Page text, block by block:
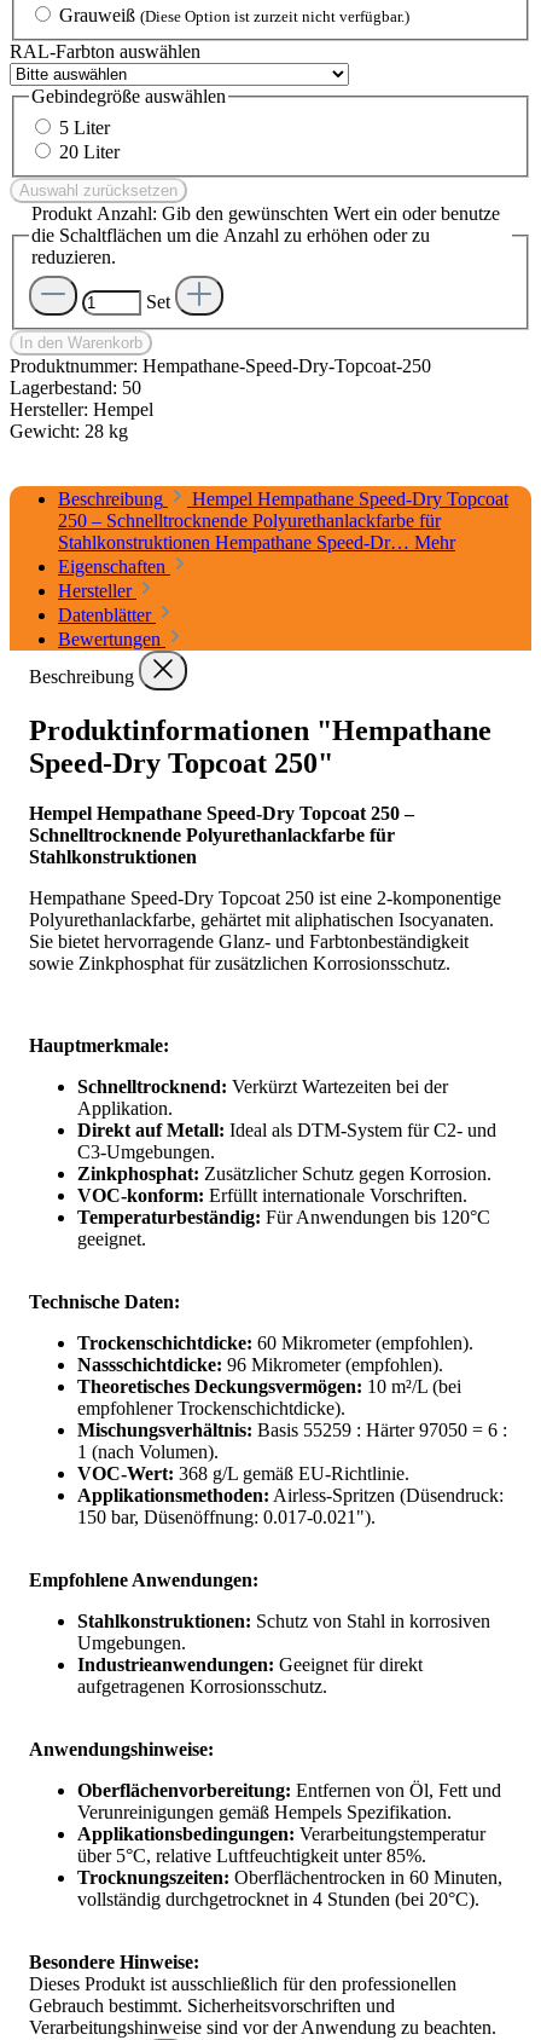
Grauweiß (Diese Option ist zurzeit nicht verfügbar.)
RAL-Farbton auswählen
Gebindegröße auswählen
5 Liter
20 Liter
Auswahl zurücksetzen
Produkt Anzahl: Gib den gewünschten Wert ein oder benutze
die Schaltflächen um die Anzahl zu erhöhen oder zu
reduzieren.
Set
In den Warenkorb
Produktnummer: Hempathane-Speed-Dry-Topcoat-250
Lagerbestand: 50
Hersteller: Hempel
Gewicht: 28 kg
Beschreibung
Hempel Hempathane Speed-Dry Topcoat
250 – Schnelltrocknende Polyurethanlackfarbe für
Stahlkonstruktionen Hempathane Speed-Dr… Mehr
Eigenschaften
Hersteller
Datenblätter
Bewertungen
Beschreibung
Produktinformationen "Hempathane
Speed-Dry Topcoat 250"
Hempel Hempathane Speed-Dry Topcoat 250 –
Schnelltrocknende Polyurethanlackfarbe für
Stahlkonstruktionen
Hempathane Speed-Dry Topcoat 250 ist eine 2-komponentige
Polyurethanlackfarbe, gehärtet mit aliphatischen Isocyanaten.
Sie bietet hervorragende Glanz- und Farbtonbeständigkeit
sowie Zinkphosphat für zusätzlichen Korrosionsschutz.
Hauptmerkmale:
Schnelltrocknend: Verkürzt Wartezeiten bei der
Applikation.
Direkt auf Metall: Ideal als DTM-System für C2- und
C3-Umgebungen.
Zinkphosphat: Zusätzlicher Schutz gegen Korrosion.
VOC-konform: Erfüllt internationale Vorschriften.
Temperaturbeständig: Für Anwendungen bis 120°C
geeignet.
Technische Daten:
Trockenschichtdicke: 60 Mikrometer (empfohlen).
Nassschichtdicke: 96 Mikrometer (empfohlen).
Theoretisches Deckungsvermögen: 10 m²/L (bei
empfohlener Trockenschichtdicke).
Mischungsverhältnis: Basis 55259 : Härter 97050 = 6 :
1 (nach Volumen).
VOC-Wert: 368 g/L gemäß EU-Richtlinie.
Applikationsmethoden: Airless-Spritzen (Düsendruck:
150 bar, Düsenöffnung: 0.017-0.021").
Empfohlene Anwendungen:
Stahlkonstruktionen: Schutz von Stahl in korrosiven
Umgebungen.
Industrieanwendungen: Geeignet für direkt
aufgetragenen Korrosionsschutz.
Anwendungshinweise:
Oberflächenvorbereitung: Entfernen von Öl, Fett und
Verunreinigungen gemäß Hempels Spezifikation.
Applikationsbedingungen: Verarbeitungstemperatur
über 5°C, relative Luftfeuchtigkeit unter 85%.
Trocknungszeiten: Oberflächentrocken in 60 Minuten,
vollständig durchgetrocknet in 4 Stunden (bei 20°C).
Besondere Hinweise:
Dieses Produkt ist ausschließlich für den professionellen
Gebrauch bestimmt. Sicherheitsvorschriften und
Verarbeitungshinweise sind vor der Anwendung zu beachten.